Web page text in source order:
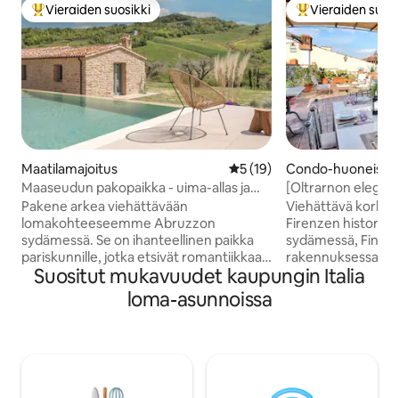
Vieraiden suosikkien parhaimmistoa
Vieraiden suosikki
Maatilamajoitus Keskimääräinen arvio 5/5,
5 (19)
Maaseudun pakopaikka - uima-allas ja
poreallas
Pakene arkea viehättävään
lomakohteeseemme Abruzzon
sydämessä. Se on ihanteellinen paikka
pariskunnille, jotka etsivät romantiikkaa,
tai pienelle perheelle. Kohteemme
sijaitsee täydellisesti meren ja vuorten
välissä, ja ympärillä on upeaa luontoa.
ulkoruokailualueesta. Voit myös tutustua
Vieraiden
Vieraiden
Condo-huoneisto
[Oltrarnon
josta on näkymät
Viehättävä
Firenzen
sydämessä, Fine
rakennuksessa. ✔ Sopii enintään 4
vieraalle ✔
ainutlaatuinen
makuuhuonetta,
Suositut mukavuudet kaupungin Italia
loma-asunnoissa